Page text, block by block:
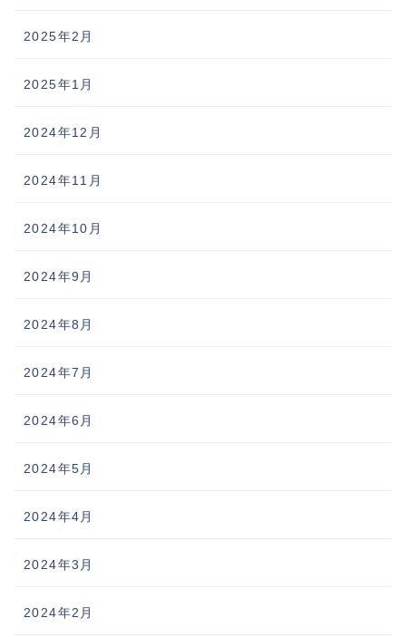
2025年2月
2025年1月
2024年12月
2024年11月
2024年10月
2024年9月
2024年8月
2024年7月
2024年6月
2024年5月
2024年4月
2024年3月
2024年2月